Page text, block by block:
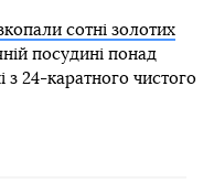
сотні золотих
посудині понад
з 24-каратного чистого